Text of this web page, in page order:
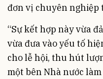
đơn vị chuyên nghiệp
“Sự kết hợp này vừa
vừa đưa vào yếu tố
cho lễ hội, thu hút
một bên Nhà nước